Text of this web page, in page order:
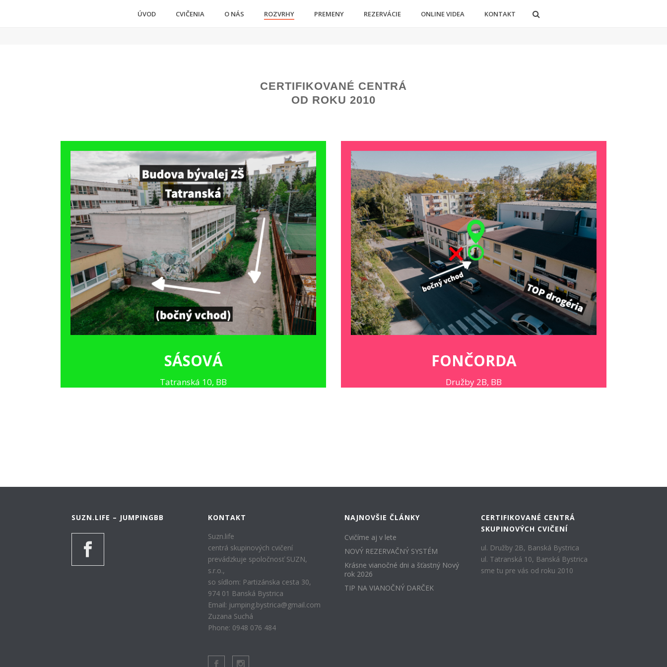
ÚVOD CVIČENIA O NÁS ROZVRHY PREMENY REZERVÁCIE ONLINE VIDEA KONTAKT
CERTIFIKOVANÉ CENTRÁ
OD ROKU 2010
SÁSOVÁ
Tatranská 10, BB
ROZVRH
FONČORDA
Družby 2B, BB
ROZVRH
SUZN.LIFE – JUMPINGBB
KONTAKT
Suzn.life
centrá skupinových cvičení
prevádzkuje spoločnosť SUZN,
s.r.o.,
so sídlom: Partizánska cesta 30,
974 01 Banská Bystrica
Email: jumping.bystrica@gmail.com
Zuzana Suchá
Phone: 0948 076 484
NAJNOVŠIE ČLÁNKY
Cvičíme aj v lete
NOVÝ REZERVAČNÝ SYSTÉM
Krásne vianočné dni a šťastný Nový
rok 2026
TIP NA VIANOČNÝ DARČEK
CERTIFIKOVANÉ CENTRÁ
SKUPINOVÝCH CVIČENÍ
ul. Družby 2B, Banská Bystrica
ul. Tatranská 10, Banská Bystrica
sme tu pre vás od roku 2010